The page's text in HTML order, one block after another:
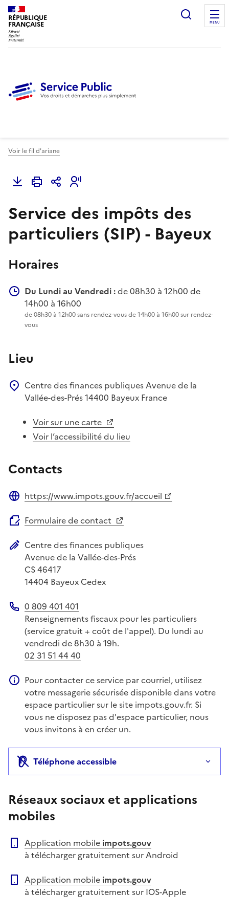
RÉPUBLIQUE
FRANÇAISE
Ouvrir
MENU
Voir le fil d'ariane
Service des impôts des
particuliers (SIP) - Bayeux
Horaires
Du Lundi au Vendredi :de 08h30 à 12h00 de
14h00 à 16h00
de 08h30 à 12h00 sans rendez-vous de 14h00 à 16h00 sur rendez-
vous
Lieu
Centre des finances publiquesAvenue de la
Vallée-des-Prés14400 Bayeux France
Voir sur une carte
Voir l’accessibilité du lieu
Contacts
https://www.impots.gouv.fr/accueil
Formulaire de contact
Adresse postale
Centre des finances publiques
Avenue de la Vallée-des-Prés
CS 46417
14404 Bayeux Cedex
Téléphone
0 809 401 401
Renseignements fiscaux pour les particuliers
(service gratuit + coût de l'appel). Du lundi au
vendredi de 8h30 à 19h.
02 31 51 44 40
Information complémentaire
Pour contacter ce service par courriel, utilisez
votre messagerie sécurisée disponible dans votre
espace particulier sur le site impots.gouv.fr. Si
vous ne disposez pas d'espace particulier, nous
vous invitons à en créer un.
Téléphone accessible
Réseaux sociaux et applications
mobiles
Application mobile impots.gouv
à télécharger gratuitement sur Android
Application mobile impots.gouv
à télécharger gratuitement sur IOS-Apple